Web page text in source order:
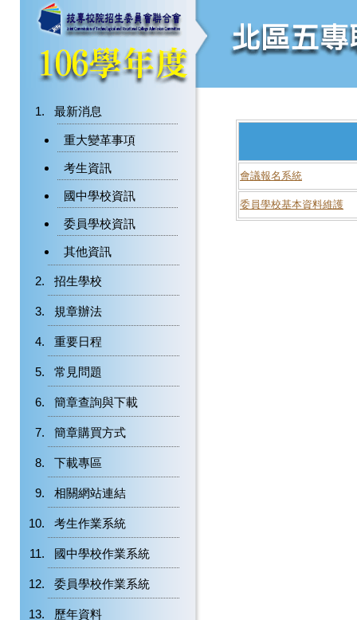
最新消息
重大變革事項
考生資訊
國中學校資訊
委員學校資訊
其他資訊
招生學校
規章辦法
重要日程
常見問題
簡章查詢與下載
簡章購買方式
下載專區
相關網站連結
考生作業系統
國中學校作業系統
委員學校作業系統
歷年資料
會議報名系統
委員學校基本資料維護